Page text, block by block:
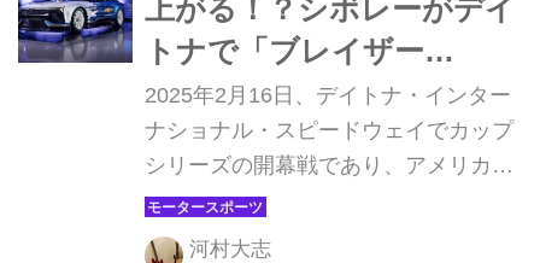
上がる！？シボレーがデイ
トナで「ブレイザー
EV.R」プロトタイプを発
表
2025年2月16日、デイトナ・インター
ナショナル・スピードウェイでカップ
シリーズの開幕戦であり、アメリカン
レースの伝統であるデイトナ500が開
催された。シボレーはデイトナ500を
河村大志